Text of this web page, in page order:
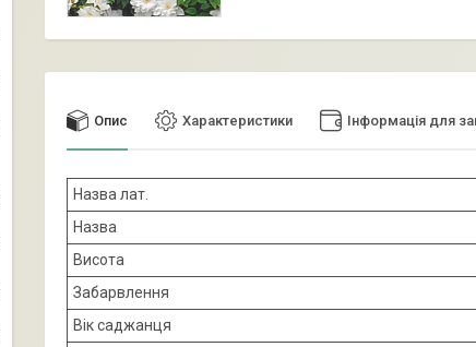
Опис Характеристики Інформація для
Назва лат.
Назва
Висота
Забарвлення
Вік саджанця